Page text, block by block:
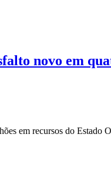
novo em
em recursos do